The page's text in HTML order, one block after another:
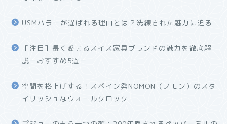
USMハラーが選ばれる理由とは？洗練された魅力に迫る
［注目］長く愛せるスイス家具ブランドの魅力を徹底解
説ーおすすめ5選ー
空間を格上げする！スペイン発NOMON（ノモン）のスタ
イリッシュなウォールクロック
ホーム